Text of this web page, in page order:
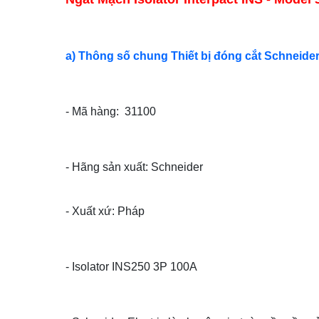
a) Thông số chung Thiết bị đóng cắt Schneider
- Mã hàng: 31100
- Hãng sản xuất: Schneider
- Xuất xứ: Pháp
- Isolator INS250 3P 100A